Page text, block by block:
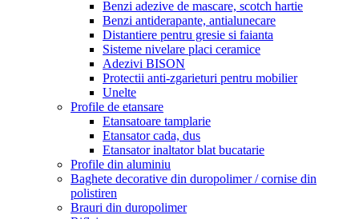
Benzi adezive de mascare, scotch hartie
Benzi antiderapante, antialunecare
Distantiere pentru gresie si faianta
Sisteme nivelare placi ceramice
Adezivi BISON
Protectii anti-zgarieturi pentru mobilier
Unelte
Profile de etansare
Etansatoare tamplarie
Etansator cada, dus
Etansator inaltator blat bucatarie
Profile din aluminiu
Baghete decorative din duropolimer / cornise din
polistiren
Brauri din duropolimer